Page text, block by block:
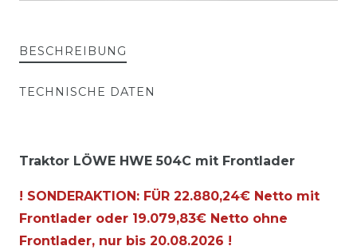
BESCHREIBUNG
TECHNISCHE DATEN
Traktor LÖWE HWE 504C mit Frontlader
! SONDERAKTION: FÜR 22.880,24€ Netto mit
Frontlader oder 19.079,83€ Netto ohne
Frontlader, nur bis 20.08.2026 !